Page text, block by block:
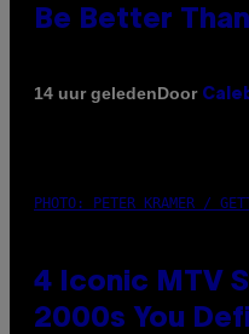
Be Better
14 uur geledenDoor
PHOTO: PETER KRAMER /
4 Iconic MTV
2000s You